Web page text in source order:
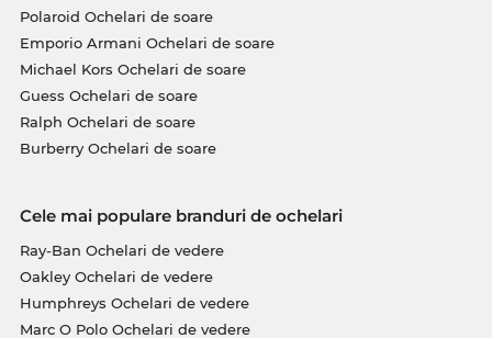
Polaroid Ochelari de soare
Emporio Armani Ochelari de soare
Michael Kors Ochelari de soare
Guess Ochelari de soare
Ralph Ochelari de soare
Burberry Ochelari de soare
Cele mai populare branduri de ochelari
Ray-Ban Ochelari de vedere
Oakley Ochelari de vedere
Humphreys Ochelari de vedere
Marc O Polo Ochelari de vedere